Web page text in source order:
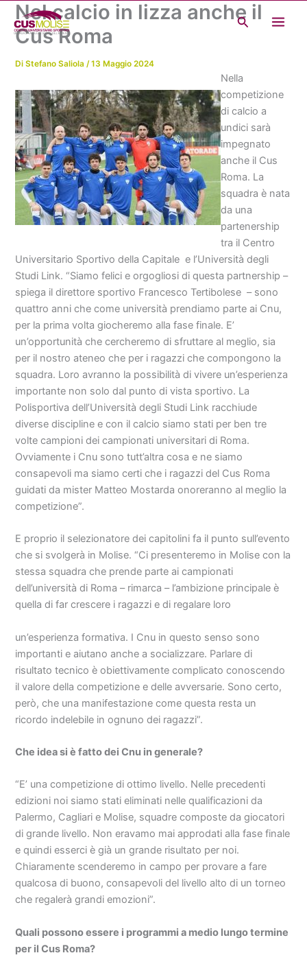
contenuto
Cerca
Nel calcio in lizza anche il
Cus Roma
DiStefano Saliola/13 Maggio 2024
Nella
competizione
di calcio a
undici sarà
impegnato
anche il Cus
Roma. La
squadra è nata
da una
partenership
tra il Centro
Universitario Sportivo della Capitale e l’Università degli
Studi Link. “Siamo felici e orgogliosi di questa partnership –
spiega il direttore sportivo Francesco Tertibolese – sono
quattro anni che come università prendiamo parte ai Cnu,
per la prima volta giocheremo alla fase finale. E’
un’opportunità che cercheremo di sfruttare al meglio, sia
per il nostro ateneo che per i ragazzi che compongono la
squadra. Loro avranno la possibilità di vivere un’esperienza
importante non solo dal punto di vista sportivo. La
Polisportiva dell’Università degli Studi Link racchiude
diverse discipline e con il calcio siamo stati per ben tre
volte campioni dei campionati universitari di Roma.
Ovviamente i Cnu sono tutt’altra cosa e ne siamo
consapevoli ma siamo certi che i ragazzi del Cus Roma
guidati da mister Matteo Mostarda onoreranno al meglio la
competizione”.
E proprio il selezionatore dei capitolini fa il punto sull’evento
che si svolgerà in Molise. “Ci presenteremo in Molise con la
stessa squadra che prende parte ai campionati
dell’università di Roma – rimarca – l’ambizione principale è
quella di far crescere i ragazzi e di regalare loro
un’esperienza formativa. I Cnu in questo senso sono
importanti e aiutano anche a socializzare. Parlare di
risultato tecnico è obiettivamente complicato conoscendo
il valore della competizione e delle avversarie. Sono certo,
però, che una manifestazione come questa resta un
ricordo indelebile in ognuno dei ragazzi”.
Che idea si è fatto dei Cnu in generale?
“E’ una competizione di ottimo livello. Nelle precedenti
edizioni noi siamo stati eliminati nelle qualificazioni da
Palermo, Cagliari e Molise, squadre composte da giocatori
di grande livello. Non eravamo mai approdati alla fase finale
e quindi esserci è già un grande risultato per noi.
Chiaramente scenderemo in campo per provare a fare
qualcosa di buono, consapevoli del livello alto di un torneo
che regalerà grandi emozioni”.
Quali possono essere i programmi a medio lungo termine
per il Cus Roma?